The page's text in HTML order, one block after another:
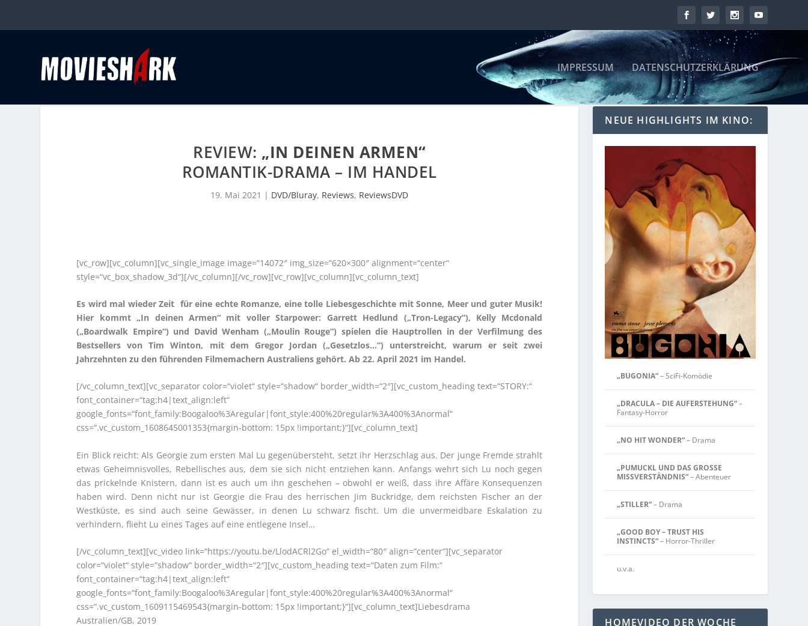
IMPRESSUM DATENSCHUTZERKLÄRUNG
REVIEW: „IN DEINEN ARMEN“
ROMANTIK-DRAMA – IM HANDEL
19. Mai 2021 | DVD/Bluray, Reviews, ReviewsDVD
[vc_row][vc_column][vc_single_image image=“14072″ img_size=“620×300″ alignment=“center“
style=“vc_box_shadow_3d“][/vc_column][/vc_row][vc_row][vc_column][vc_column_text]
Es wird mal wieder Zeit für eine echte Romanze, eine tolle Liebesgeschichte mit Sonne, Meer und guter Musik!
Hier kommt „In deinen Armen“ mit voller Starpower: Garrett Hedlund („Tron-Legacy“), Kelly Mcdonald
(„Boardwalk Empire“) und David Wenham („Moulin Rouge“) spielen die Hauptrollen in der Verfilmung des
Bestsellers von Tim Winton, mit dem Gregor Jordan („Gesetzlos…“) unterstreicht, warum er seit zwei
Jahrzehnten zu den führenden Filmemachern Australiens gehört. Ab 22. April 2021 im Handel.
[/vc_column_text][vc_separator color=“violet“ style=“shadow“ border_width=“2″][vc_custom_heading text=“STORY:“
font_container=“tag:h4|text_align:left“
google_fonts=“font_family:Boogaloo%3Aregular|font_style:400%20regular%3A400%3Anormal“
css=“.vc_custom_1608645001353{margin-bottom: 15px !important;}“][vc_column_text]
Ein Blick reicht: Als Georgie zum ersten Mal Lu gegenübersteht, setzt ihr Herzschlag aus. Der junge Fremde strahlt
etwas Geheimnisvolles, Rebellisches aus, dem sie sich nicht entziehen kann. Anfangs wehrt sich Lu noch gegen
das prickelnde Knistern, dann ist es auch um ihn geschehen – obwohl er weiß, dass ihre Affäre Konsequenzen
haben wird. Denn nicht nur ist Georgie die Frau des herrischen Jim Buckridge, dem reichsten Fischer an der
Westküste, es sind auch seine Gewässer, in denen Lu schwarz fischt. Um die unvermeidbare Eskalation zu
verhindern, flieht Lu eines Tages auf eine entlegene Insel…
[/vc_column_text][vc_video link=“https://youtu.be/LlodACRl2Go“ el_width=“80″ align=“center“][vc_separator
color=“violet“ style=“shadow“ border_width=“2″][vc_custom_heading text=“Daten zum Film:“
font_container=“tag:h4|text_align:left“
google_fonts=“font_family:Boogaloo%3Aregular|font_style:400%20regular%3A400%3Anormal“
css=“.vc_custom_1609115469543{margin-bottom: 15px !important;}“][vc_column_text]Liebesdrama
Australien/GB, 2019
NEUE HIGHLIGHTS IM KINO:
„BUGONIA“– SciFi-Komödie
„DRACULA – DIE AUFERSTEHUNG“–
Fantasy-Horror
„NO HIT WONDER“– Drama
„PUMUCKL UND DAS GROSSE
MISSVERSTÄNDNIS“– Abenteuer
„STILLER“– Drama
„GOOD BOY – TRUST HIS
INSTINCTS“– Horror-Thriller
u.v.a.
HOMEVIDEO DER WOCHE